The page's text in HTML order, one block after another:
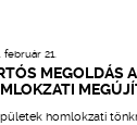
február 21.
MEGOLDÁS
homlokzati